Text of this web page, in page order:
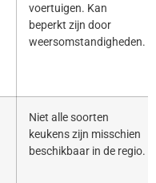
voertuigen. Kan
beperkt zijn door
weersomstandigheden.
Niet alle soorten
keukens zijn misschien
beschikbaar in de regio.